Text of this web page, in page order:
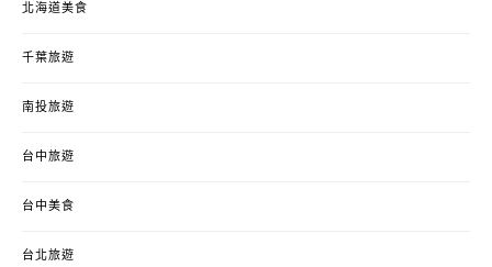
北海道美食
千葉旅遊
南投旅遊
台中旅遊
台中美食
台北旅遊